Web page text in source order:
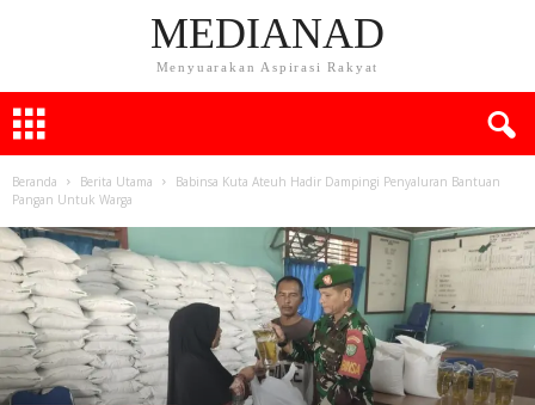
MEDIANAD
Menyuarakan Aspirasi Rakyat
Beranda Berita Utama
Babinsa Kuta Ateuh Hadir Dampingi Penyaluran Bantuan
Pangan Untuk Warga